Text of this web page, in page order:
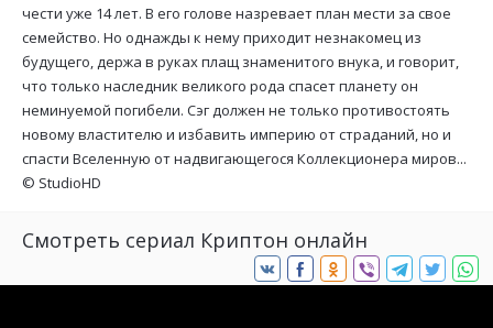
чести уже 14 лет. В его голове назревает план мести за свое
семейство. Но однажды к нему приходит незнакомец из
будущего, держа в руках плащ знаменитого внука, и говорит,
что только наследник великого рода спасет планету он
неминуемой погибели. Сэг должен не только противостоять
новому властителю и избавить империю от страданий, но и
спасти Вселенную от надвигающегося Коллекционера миров...
© StudioHD
Смотреть сериал Криптон онлайн